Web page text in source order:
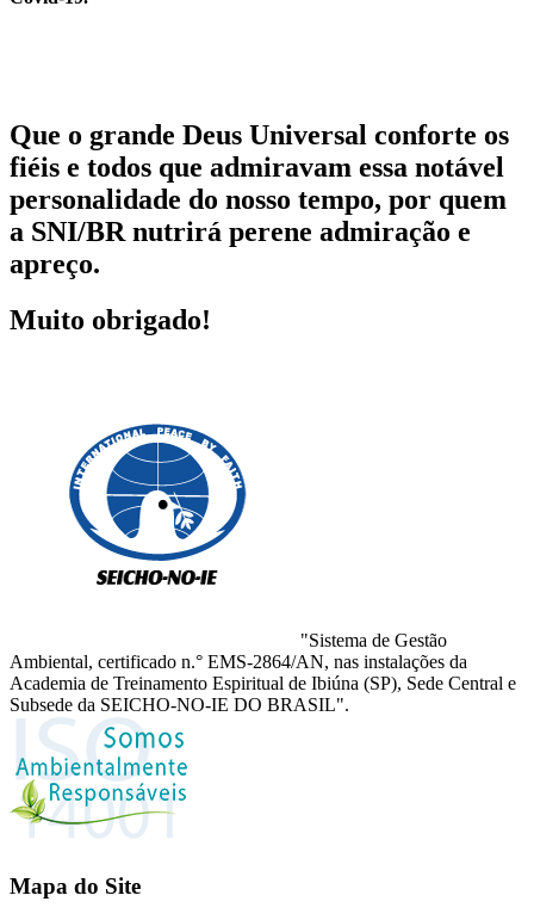
Que o grande Deus Universal conforte os
fiéis e todos que admiravam essa notável
personalidade do nosso tempo, por quem
a SNI/BR nutrirá perene admiração e
apreço.
Muito obrigado!
"Sistema de Gestão
Ambiental, certificado n.° EMS-2864/AN, nas instalações da
Academia de Treinamento Espiritual de Ibiúna (SP), Sede Central e
Subsede da SEICHO-NO-IE DO BRASIL".
Mapa do Site